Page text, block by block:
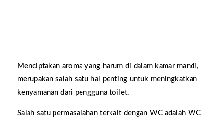
Menciptakan aroma yang harum di dalam kamar mandi,
merupakan salah satu hal penting untuk meningkatkan
kenyamanan dari pengguna toilet.
Salah satu permasalahan terkait dengan WC adalah WC